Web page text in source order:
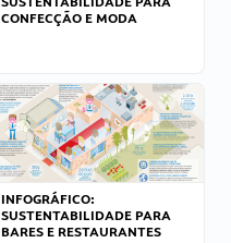
CONFECÇÃO E MODA
INFOGRÁFICO:
SUSTENTABILIDADE PARA
BARES E RESTAURANTES